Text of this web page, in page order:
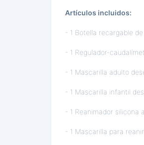
Artículos incluidos:
- 1 Botella recargable
- 1 Regulador-
- 1 Mascarilla adulto
- 1 Mascarilla infantil
- 1 Reanimador silicona
- 1 Mascarilla para